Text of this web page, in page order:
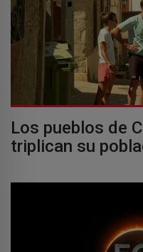
Los pueblos de
triplican su